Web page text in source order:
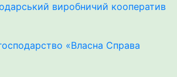
виробничий кооператив
«Власна Справа